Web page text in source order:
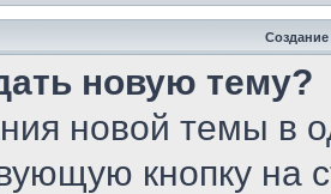
новую тему?
новой темы в
кнопку